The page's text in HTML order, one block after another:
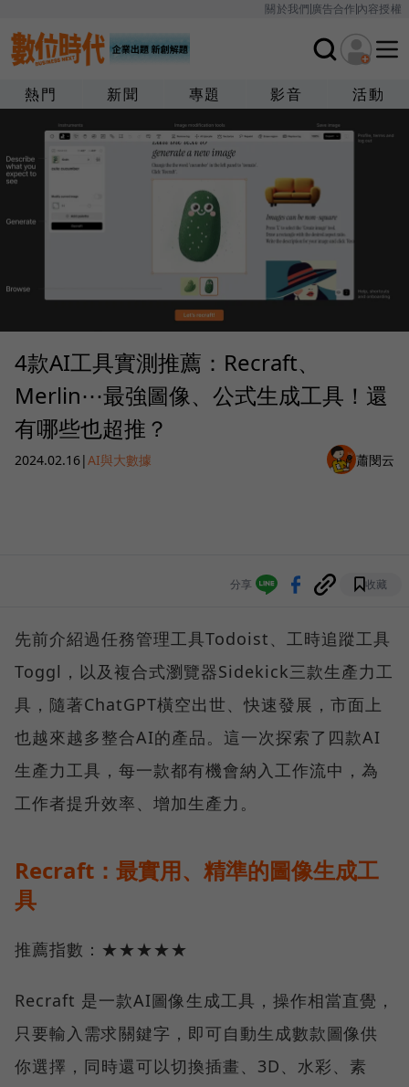
關於我們廣告合作內容授權
熱門 新聞 專題 影音 活動
4款AI工具實測推薦：Recraft、
Merlin⋯最強圖像、公式生成工具！還
有哪些也超推？
2024.02.16|AI與大數據 蕭閔云
分享 收藏
先前介紹過任務管理工具Todoist、工時追蹤工具
Toggl，以及複合式瀏覽器Sidekick三款生產力工
具，隨著ChatGPT橫空出世、快速發展，市面上
也越來越多整合AI的產品。這一次探索了四款AI
生產力工具，每一款都有機會納入工作流中，為
工作者提升效率、增加生產力。
Recraft：最實用、精準的圖像生成工
具
推薦指數：★★★★★
Recraft 是一款AI圖像生成工具，操作相當直覺，
只要輸入需求關鍵字，即可自動生成數款圖像供
你選擇，同時還可以切換插畫、3D、水彩、素